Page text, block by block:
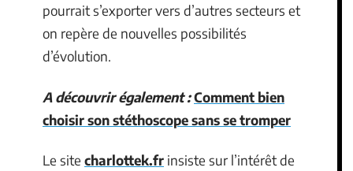
pourrait s’exporter vers d’autres secteurs et
on repère de nouvelles possibilités
d’évolution.
A découvrir également :Comment bien
choisir son stéthoscope sans se tromper
Le site charlottek.fr insiste sur l’intérêt de